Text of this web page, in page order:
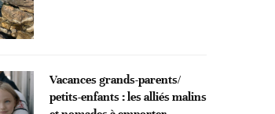
Vacances grands-parents/
petits-enfants : les alliés malins